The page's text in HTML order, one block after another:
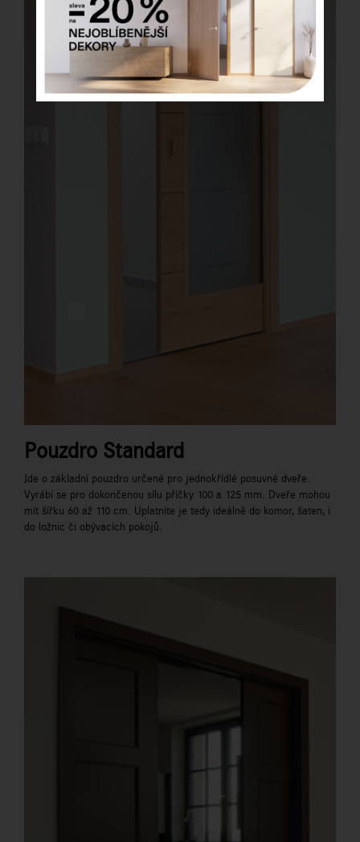
Pouzdro Standard
Jde o základní pouzdro určené pro jednokřídlé posuvné dveře.
Vyrábí se pro dokončenou sílu příčky 100 a 125 mm. Dveře mohou
mít šířku 60 až 110 cm. Uplatníte je tedy ideálně do komor, šaten, i
do ložnic či obývacích pokojů.